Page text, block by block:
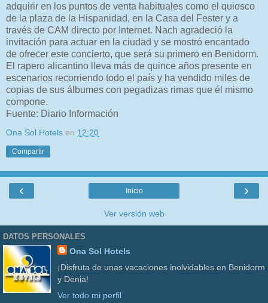
adquirir en los puntos de venta habituales como el quiosco
de la plaza de la Hispanidad, en la Casa del Fester y a
través de CAM directo por Internet. Nach agradeció la
invitación para actuar en la ciudad y se mostró encantado
de ofrecer este concierto, que será su primero en Benidorm.
El rapero alicantino lleva más de quince años presente en
escenarios recorriendo todo el país y ha vendido miles de
copias de sus álbumes con pegadizas rimas que él mismo
compone.
Fuente: Diario Información
Ona Sol Hotels en 12:20
Compartir
‹ ›
Inicio
Ver versión web
DATOS PERSONALES
Ona Sol Hotels
¡Disfruta de unas vacaciones inolvidables en Benidorm
y Denia!
Ver todo mi perfil